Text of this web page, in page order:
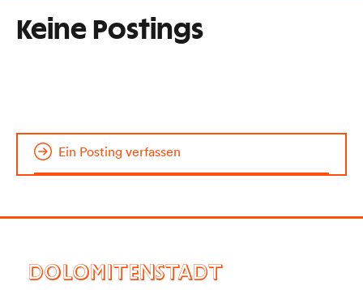
Keine Postings
Ein Posting verfassen
DOLOMITENSTADT